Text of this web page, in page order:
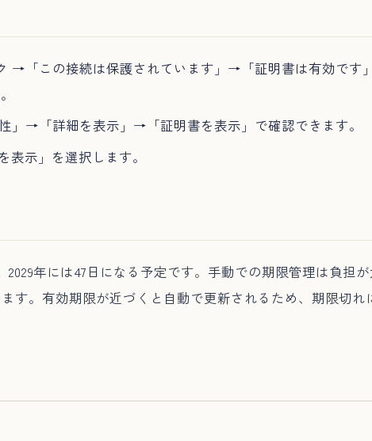
→「この接続は保護されています」→「証明書は有効です
」→「詳細を表示」→「証明書を表示」で確認できます。
表示」を選択します。
年には47日になる予定です。手動での期限管理は負担
す。有効期限が近づくと自動で更新されるため、期限切れ